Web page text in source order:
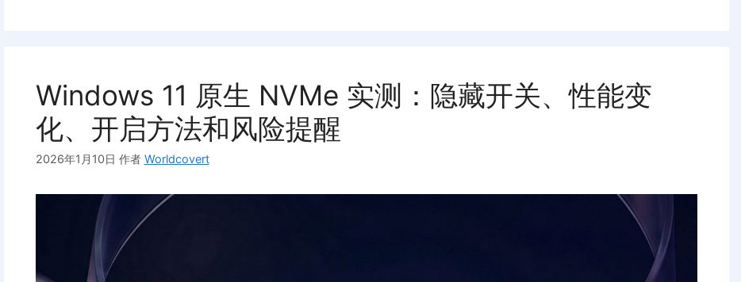
Windows 11 原生 NVMe 实测：隐藏开关、性能变
化、开启方法和风险提醒
2026年1月10日 作者 Worldcovert